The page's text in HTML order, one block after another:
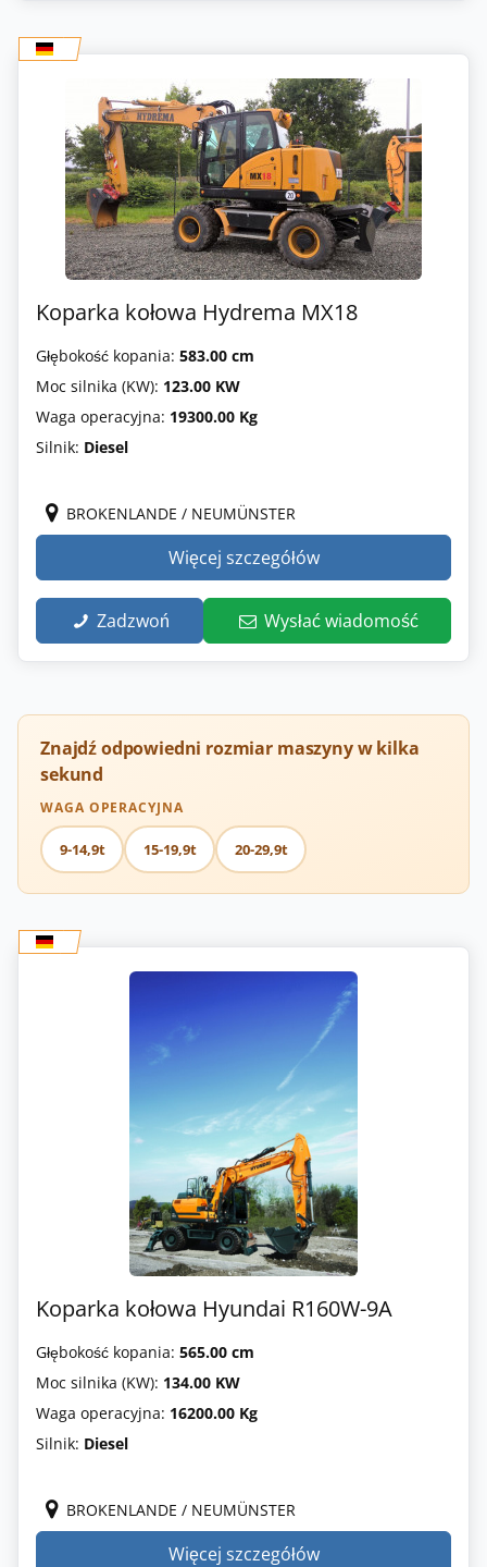
Koparka kołowa Hydrema MX18
Głębokość kopania: 583.00 cm
Moc silnika (KW): 123.00 KW
Waga operacyjna: 19300.00 Kg
Silnik: Diesel
BROKENLANDE / NEUMÜNSTER
Więcej szczegółów
Zadzwoń Wysłać wiadomość
Znajdź odpowiedni rozmiar maszyny w kilka
sekund
WAGA OPERACYJNA
9-14,9t 15-19,9t 20-29,9t
Koparka kołowa Hyundai R160W-9A
Głębokość kopania: 565.00 cm
Moc silnika (KW): 134.00 KW
Waga operacyjna: 16200.00 Kg
Silnik: Diesel
BROKENLANDE / NEUMÜNSTER
Więcej szczegółów